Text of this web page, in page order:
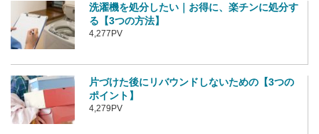
洗濯機を処分したい｜お得に、楽チンに処分す
る【3つの方法】
4,277PV
片づけた後にリバウンドしないための【3つの
ポイント】
4,279PV